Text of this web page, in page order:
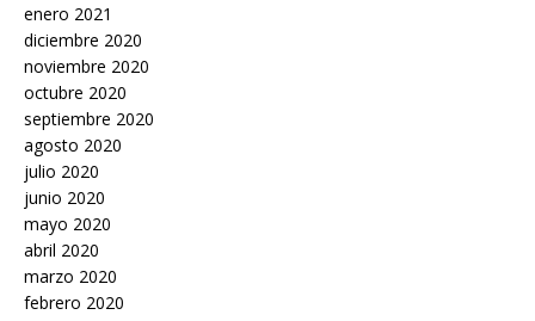
enero 2021
diciembre 2020
noviembre 2020
octubre 2020
septiembre 2020
agosto 2020
julio 2020
junio 2020
mayo 2020
abril 2020
marzo 2020
febrero 2020